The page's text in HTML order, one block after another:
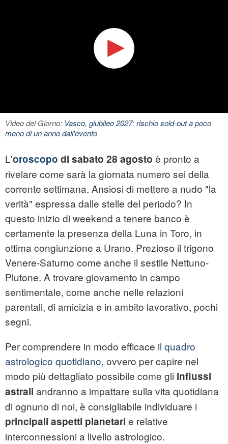
Video del Giorno: Vasco, giubileo 2027: rischio sold-out a poco
meno di un anno dall'evento
L'oroscopo di sabato 28 agosto è pronto a
rivelare come sarà la giornata numero sei della
corrente settimana. Ansiosi di mettere a nudo "la
verità" espressa dalle stelle del periodo? In
questo inizio di weekend a tenere banco è
certamente la presenza della Luna in Toro, in
ottima congiunzione a Urano. Prezioso il trigono
Venere-Saturno come anche il sestile Nettuno-
Plutone. A trovare giovamento in campo
sentimentale, come anche nelle relazioni
parentali, di amicizia e in ambito lavorativo, pochi
segni.
Per comprendere in modo efficace il quadro
astrologico quotidiano, ovvero per capire nel
modo più dettagliato possibile come gli influssi
astrali andranno a impattare sulla vita quotidiana
di ognuno di noi, è consigliabile individuare i
principali aspetti planetari e relative
interconnessioni a livello astrologico.